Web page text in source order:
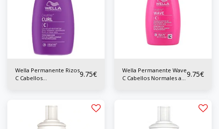
Wella Permanente Rizos
C Cabellos
9.75€
Wella Permanente Wave
C Cabellos Normales a
9.75€